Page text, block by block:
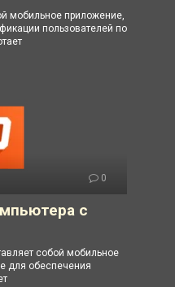
мобильное приложение,
пользователей по
0
с
собой мобильное
для обеспечения